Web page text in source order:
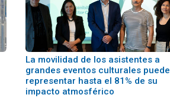
La movilidad de los asistentes a
grandes eventos culturales puede
representar hasta el 81% de su
impacto atmosférico